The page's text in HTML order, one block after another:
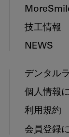
技工情報
NEWS
デンタル
個人情報
利用規約
会員登録